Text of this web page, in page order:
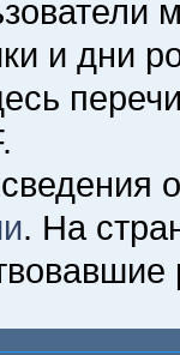
и дни
. На